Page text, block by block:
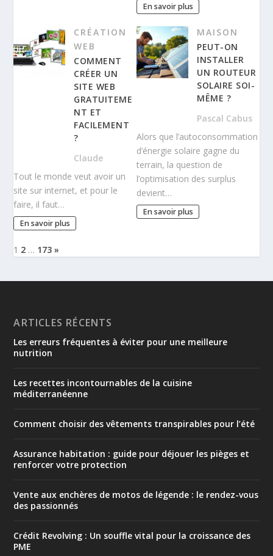
En savoir plus
CRÉATION
WEB
COMMENT
CRÉER UN
SITE WEB
GRATUITEME
NT ET
FACILEMENT
?
Claude
Tout le monde veut avoir un
site sur internet, et pour le
faire, il faut…
En savoir plus
MAISON
PEUT-ON
INSTALLER
UN ROUTEUR
SOLAIRE SOI-
MÊME ?
Pascal Cabus
Alors que l’autoconsommation
d’énergie solaire gagne du
terrain, la question de
l’optimisation des surplus
devient…
En savoir plus
1 2 … 173 »
ARTICLES RÉCENTS
Les erreurs fréquentes à éviter pour une meilleure
nutrition
Les recettes incontournables de la cuisine
méditerranéenne
Comment choisir des vêtements transpirables pour l’été
Assurance habitation : guide pour déjouer les pièges et
renforcer votre protection
Vente aux enchères de motos de légende : le rendez-vous
des passionnés
Crédit Revolving : Un souffle vital pour la croissance des
PME